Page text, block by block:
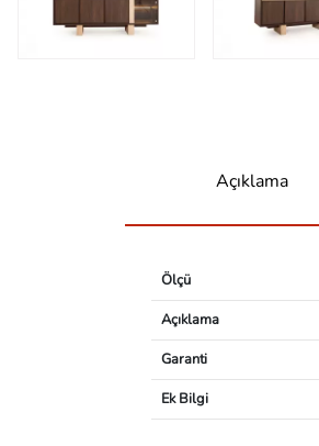
Açıklama
Ölçü
Açıklama
Garanti
Ek Bilgi